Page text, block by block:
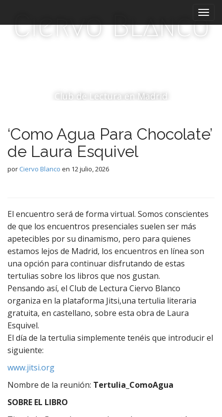
l
Ciervo Blanco
Club de Lectura en Madrid
‘Como Agua Para Chocolate’
de Laura Esquivel
por Ciervo Blanco en 12 julio, 2026
El encuentro será de forma virtual. Somos conscientes
de que los encuentros presenciales suelen ser más
apetecibles por su dinamismo, pero para quienes
estamos lejos de Madrid, los encuentros en línea son
una opción para continuar disfrutando de estas
tertulias sobre los libros que nos gustan.
Pensando así, el Club de Lectura Ciervo Blanco
organiza en la plataforma Jitsi,una tertulia literaria
gratuita, en castellano, sobre esta obra de Laura
Esquivel.
El día de la tertulia simplemente tenéis que introducir el
siguiente:
www.jitsi.org
Nombre de la reunión: Tertulia_ComoAgua
SOBRE EL LIBRO